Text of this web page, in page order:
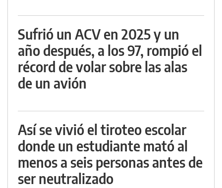
Sufrió un ACV en 2025 y un
año después, a los 97, rompió el
récord de volar sobre las alas
de un avión
Así se vivió el tiroteo escolar
donde un estudiante mató al
menos a seis personas antes de
ser neutralizado